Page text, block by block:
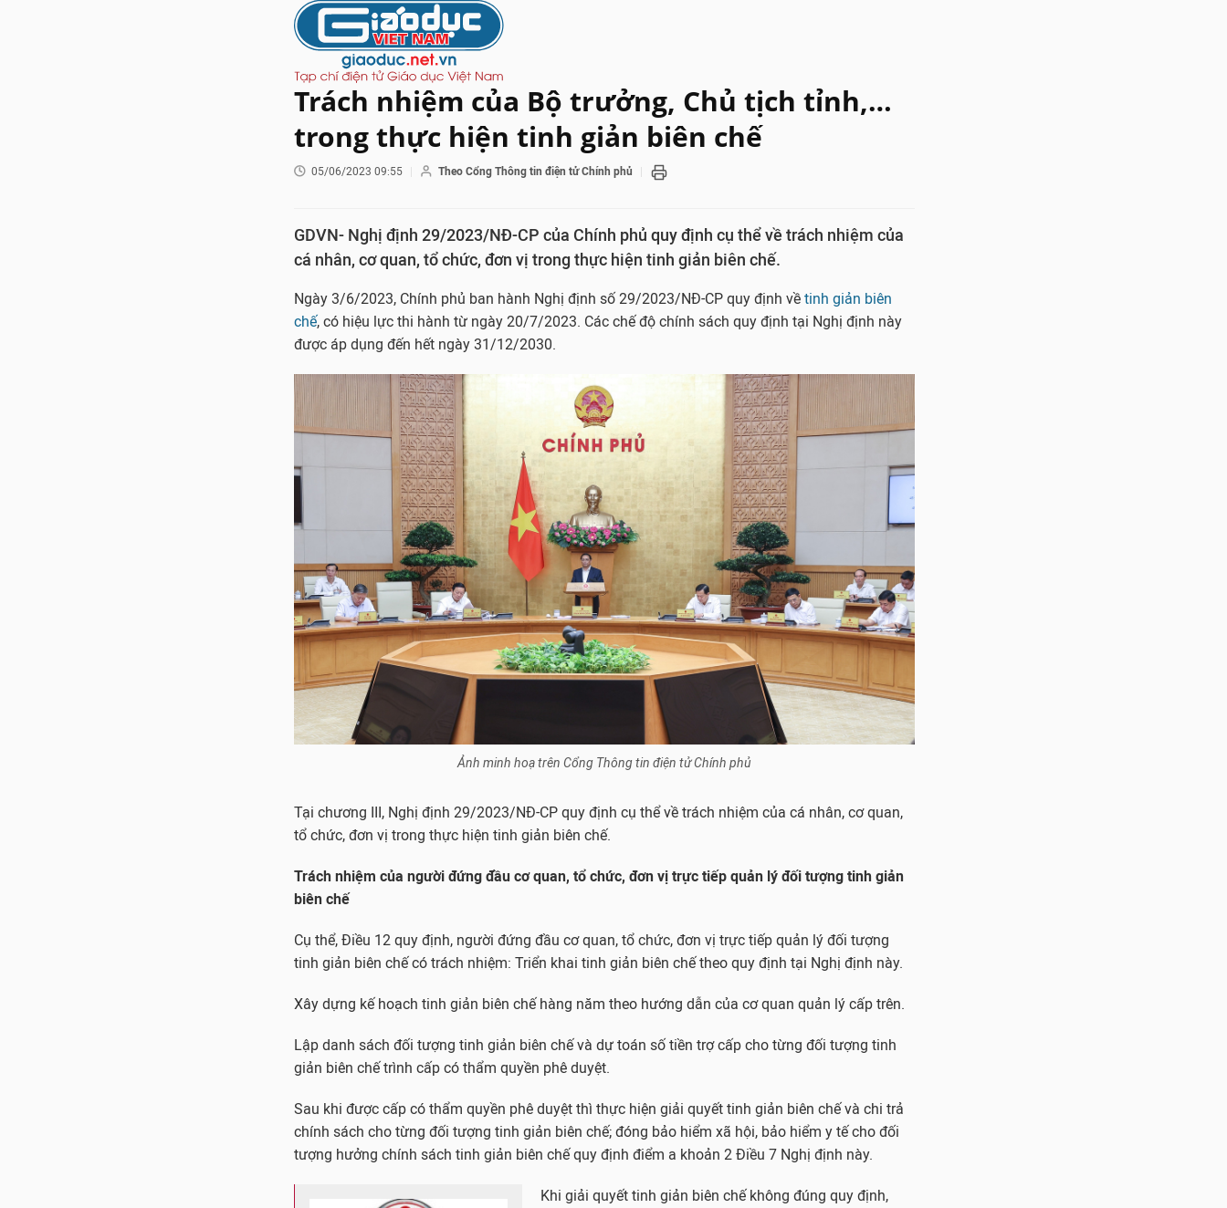
Trách nhiệm của Bộ trưởng, Chủ tịch tỉnh,…
trong thực hiện tinh giản biên chế
05/06/2023 09:55 Theo Cổng Thông tin điện tử Chính phủ
GDVN- Nghị định 29/2023/NĐ-CP của Chính phủ quy định cụ thể về trách nhiệm của
cá nhân, cơ quan, tổ chức, đơn vị trong thực hiện tinh giản biên chế.
Ngày 3/6/2023, Chính phủ ban hành Nghị định số 29/2023/NĐ-CP quy định về tinh giản biên
chế, có hiệu lực thi hành từ ngày 20/7/2023. Các chế độ chính sách quy định tại Nghị định này
được áp dụng đến hết ngày 31/12/2030.
Ảnh minh hoạ trên Cổng Thông tin điện tử Chính phủ
Tại chương III, Nghị định 29/2023/NĐ-CP quy định cụ thể về trách nhiệm của cá nhân, cơ quan,
tổ chức, đơn vị trong thực hiện tinh giản biên chế.
Trách nhiệm của người đứng đầu cơ quan, tổ chức, đơn vị trực tiếp quản lý đối tượng tinh giản
biên chế
Cụ thể, Điều 12 quy định, người đứng đầu cơ quan, tổ chức, đơn vị trực tiếp quản lý đối tượng
tinh giản biên chế có trách nhiệm: Triển khai tinh giản biên chế theo quy định tại Nghị định này.
Xây dựng kế hoạch tinh giản biên chế hàng năm theo hướng dẫn của cơ quan quản lý cấp trên.
Lập danh sách đối tượng tinh giản biên chế và dự toán số tiền trợ cấp cho từng đối tượng tinh
giản biên chế trình cấp có thẩm quyền phê duyệt.
Sau khi được cấp có thẩm quyền phê duyệt thì thực hiện giải quyết tinh giản biên chế và chi trả
chính sách cho từng đối tượng tinh giản biên chế; đóng bảo hiểm xã hội, bảo hiểm y tế cho đối
tượng hưởng chính sách tinh giản biên chế quy định điểm a khoản 2 Điều 7 Nghị định này.
Khi giải quyết tinh giản biên chế không đúng quy định,